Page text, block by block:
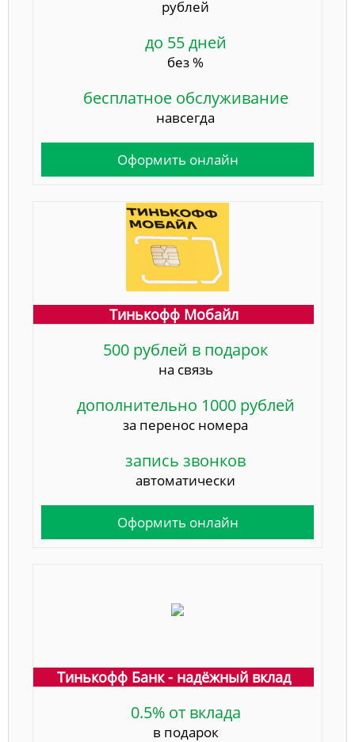
рублей
до 55 дней
без %
бесплатное обслуживание
навсегда
Оформить онлайн
Тинькофф Мобайл
500 рублей в подарок
на связь
дополнительно 1000 рублей
за перенос номера
запись звонков
автоматически
Оформить онлайн
Тинькофф Банк - надёжный вклад
0.5% от вклада
в подарок